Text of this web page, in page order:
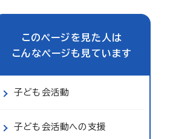
このページを見た人は
こんなページも見ています
子ども会活動
子ども会活動への支援